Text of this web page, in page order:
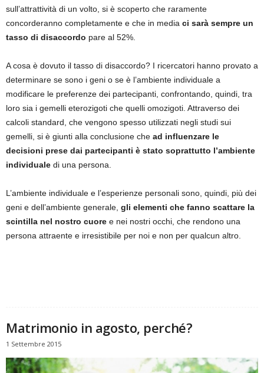
sull’attrattività di un volto, si è scoperto che raramente
concorderanno completamente e che in media ci sarà sempre un
tasso di disaccordo pare al 52%.
A cosa è dovuto il tasso di disaccordo? I ricercatori hanno provato a
determinare se sono i geni o se è l’ambiente individuale a
modificare le preferenze dei partecipanti, confrontando, quindi, tra
loro sia i gemelli eterozigoti che quelli omozigoti. Attraverso dei
calcoli standard, che vengono spesso utilizzati negli studi sui
gemelli, si è giunti alla conclusione che ad influenzare le
decisioni prese dai partecipanti è stato soprattutto l’ambiente
individuale di una persona.
L’ambiente individuale e l’esperienze personali sono, quindi, più dei
geni e dell’ambiente generale, gli elementi che fanno scattare la
scintilla nel nostro cuore e nei nostri occhi, che rendono una
persona attraente e irresistibile per noi e non per qualcun altro.
Matrimonio in agosto, perché?
1 Settembre 2015